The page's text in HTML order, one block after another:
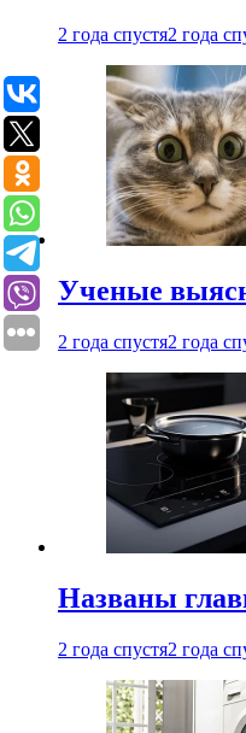
2 года спустя2 года
Ученые
2 года спустя2 года
Названы
2 года спустя2 года